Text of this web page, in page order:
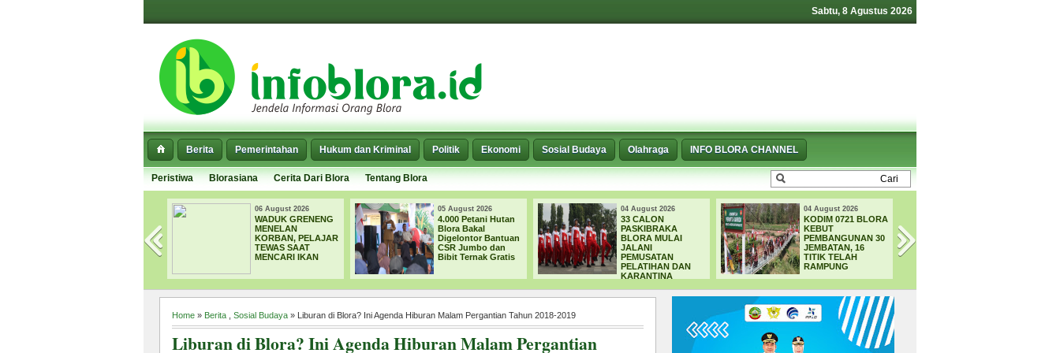
Sabtu, 8 Agustus 2026
Berita Pemerintahan Hukum dan Kriminal Politik Ekonomi Sosial Budaya Olahraga INFO BLORA CHANNEL
Peristiwa Blorasiana Cerita Dari Blora Tentang Blora
DORONG CSR 2.000
HEKTARE UNTUK
06 August 2026
WADUK GRENENG
MENELAN
KORBAN, PELAJAR
TEWAS SAAT
MENCARI IKAN
05 August 2026
4.000 Petani Hutan
Blora Bakal
Digelontor Bantuan
CSR Jumbo dan
Bibit Ternak Gratis
04 August 2026
33 CALON
PASKIBRAKA
BLORA MULAI
JALANI
PEMUSATAN
PELATIHAN DAN
KARANTINA
04 August 2026
KODIM 0721 BLORA
KEBUT
PEMBANGUNAN 30
JEMBATAN, 16
TITIK TELAH
RAMPUNG
Home » Berita Sosial Budaya » Liburan di Blora? Ini Agenda Hiburan Malam Pergantian Tahun 2018-2019
Liburan di Blora? Ini Agenda Hiburan Malam Pergantian